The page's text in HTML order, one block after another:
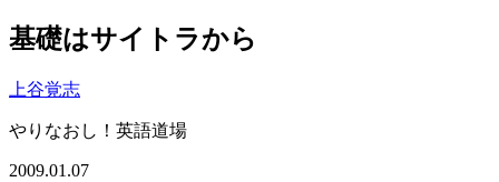
基礎はサイトラから
上谷覚志
やりなおし！英語道場
2009.01.07